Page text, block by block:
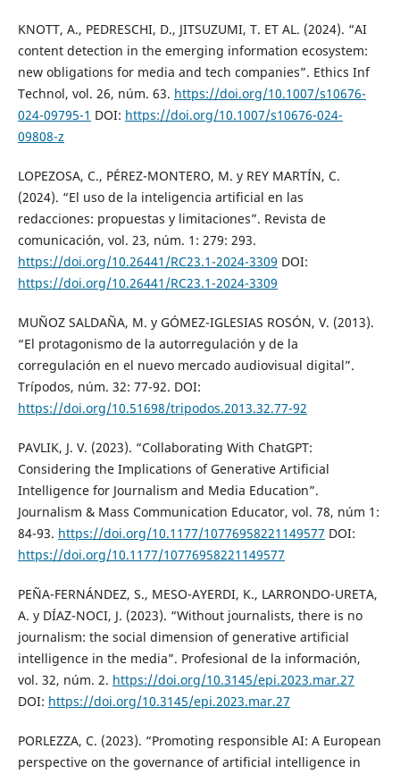
KNOTT, A., PEDRESCHI, D., JITSUZUMI, T. ET AL. (2024). “AI
content detection in the emerging information ecosystem:
new obligations for media and tech companies”. Ethics Inf
Technol, vol. 26, núm. 63. https://doi.org/10.1007/s10676-
024-09795-1 DOI: https://doi.org/10.1007/s10676-024-
09808-z
LOPEZOSA, C., PÉREZ-MONTERO, M. y REY MARTÍN, C.
(2024). “El uso de la inteligencia artificial en las
redacciones: propuestas y limitaciones”. Revista de
comunicación, vol. 23, núm. 1: 279: 293.
https://doi.org/10.26441/RC23.1-2024-3309 DOI:
https://doi.org/10.26441/RC23.1-2024-3309
MUÑOZ SALDAÑA, M. y GÓMEZ-IGLESIAS ROSÓN, V. (2013).
“El protagonismo de la autorregulación y de la
corregulación en el nuevo mercado audiovisual digital”.
Trípodos, núm. 32: 77-92. DOI:
https://doi.org/10.51698/tripodos.2013.32.77-92
PAVLIK, J. V. (2023). “Collaborating With ChatGPT:
Considering the Implications of Generative Artificial
Intelligence for Journalism and Media Education”.
Journalism & Mass Communication Educator, vol. 78, núm 1:
84-93. https://doi.org/10.1177/10776958221149577 DOI:
https://doi.org/10.1177/10776958221149577
PEÑA-FERNÁNDEZ, S., MESO-AYERDI, K., LARRONDO-URETA,
A. y DÍAZ-NOCI, J. (2023). “Without journalists, there is no
journalism: the social dimension of generative artificial
intelligence in the media”. Profesional de la información,
vol. 32, núm. 2. https://doi.org/10.3145/epi.2023.mar.27
DOI: https://doi.org/10.3145/epi.2023.mar.27
PORLEZZA, C. (2023). “Promoting responsible AI: A European
perspective on the governance of artificial intelligence in